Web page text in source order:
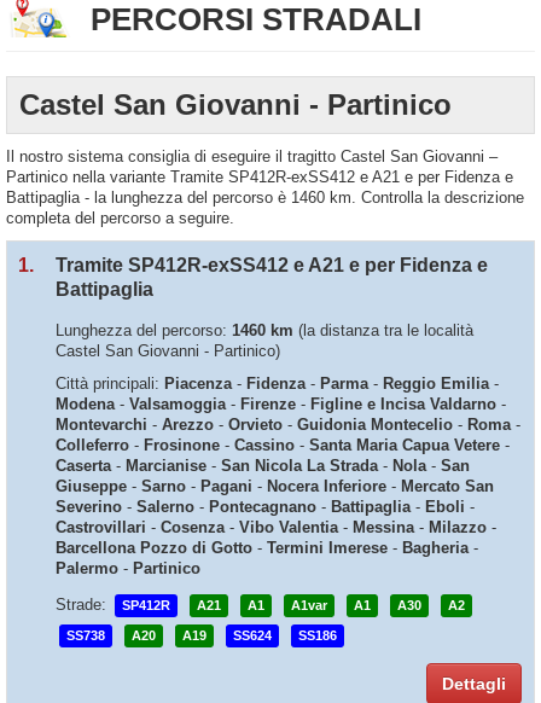
PERCORSI STRADALI
Castel San Giovanni - Partinico
Il nostro sistema consiglia di eseguire il tragitto Castel San Giovanni –
Partinico nella variante Tramite SP412R-exSS412 e A21 e per Fidenza e
Battipaglia - la lunghezza del percorso è 1460 km. Controlla la descrizione
completa del percorso a seguire.
1.
Tramite SP412R-exSS412 e A21 e per Fidenza e
Battipaglia
Lunghezza del percorso: 1460 km (la distanza tra le località
Castel San Giovanni - Partinico)
Città principali: Piacenza- Fidenza- Parma- Reggio Emilia-
Modena- Valsamoggia- Firenze - Figline e Incisa Valdarno -
Montevarchi - Arezzo - Orvieto - Guidonia Montecelio - Roma-
Colleferro - Frosinone - Cassino - Santa Maria Capua Vetere -
Caserta- Marcianise - San Nicola La Strada- Nola- San
Giuseppe - Sarno - Pagani - Nocera Inferiore - Mercato San
Severino - Salerno - Pontecagnano - Battipaglia- Eboli -
Castrovillari - Cosenza- Vibo Valentia- Messina- Milazzo -
Barcellona Pozzo di Gotto - Termini Imerese - Bagheria-
Palermo - Partinico
Strade:
SP412R A21 A1 A1var A1 A30 A2
SS738 A20 A19 SS624 SS186
Dettagli